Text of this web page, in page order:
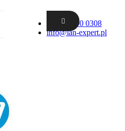
+48 62 300 0308
info@lan-expert.pl